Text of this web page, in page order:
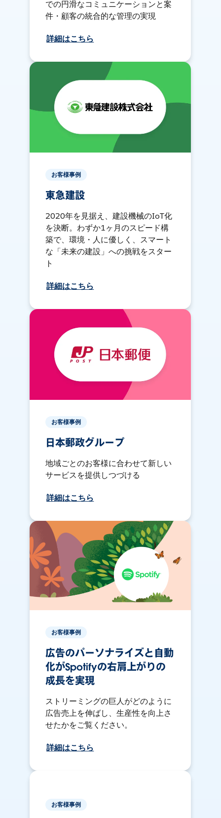
での円滑なコミュニケーションと案
件・顧客の統合的な管理の実現
詳細はこちら
お客様事例
東急建設
2020年を見据え、建設機械のIoT化
を決断。わずか1ヶ月のスピード構
築で、環境・人に優しく、スマート
な「未来の建設」への挑戦をスター
ト
詳細はこちら
お客様事例
日本郵政グループ
地域ごとのお客様に合わせて新しい
サービスを提供しつづける
詳細はこちら
お客様事例
広告のパーソナライズと自動
化がSpotifyの右肩上がりの
成長を実現
ストリーミングの巨人がどのように
広告売上を伸ばし、生産性を向上さ
せたかをご覧ください。
詳細はこちら
お客様事例